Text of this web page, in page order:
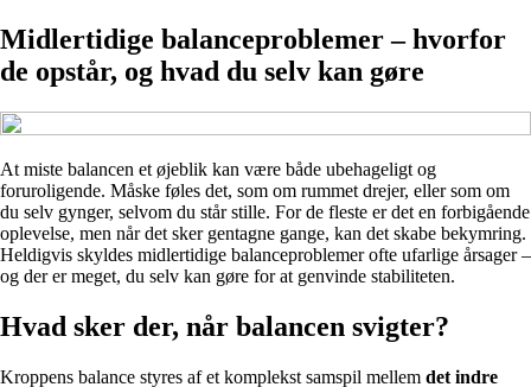
Midlertidige balanceproblemer – hvorfor
de opstår, og hvad du selv kan gøre
At miste balancen et øjeblik kan være både ubehageligt og
foruroligende. Måske føles det, som om rummet drejer, eller som om
du selv gynger, selvom du står stille. For de fleste er det en forbigående
oplevelse, men når det sker gentagne gange, kan det skabe bekymring.
Heldigvis skyldes midlertidige balanceproblemer ofte ufarlige årsager –
og der er meget, du selv kan gøre for at genvinde stabiliteten.
Hvad sker der, når balancen svigter?
Kroppens balance styres af et komplekst samspil mellem det indre